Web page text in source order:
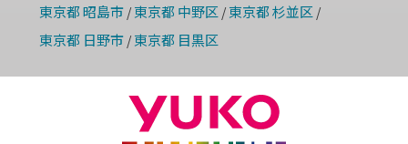
東京都 昭島市/ 東京都 中野区 / 東京都 杉並区 /
東京都 日野市/ 東京都 目黒区